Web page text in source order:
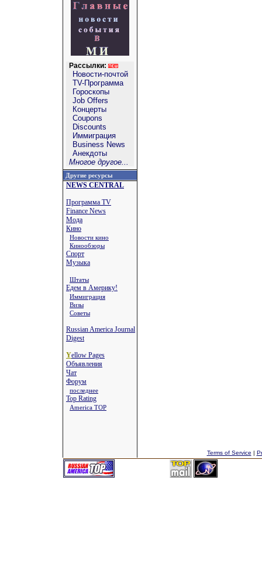
Рассылки:
Новости-почтой
TV-Программа
Гороскопы
Job Offers
Концерты
Coupons
Discounts
Иммиграция
Business News
Анекдоты
Многое другое...
Другие ресурсы
NEWS CENTRAL
Программа TV
Finance News
Мода
Кино
Новости кино
Кинообзоры
Спорт
Музыка
Штаты
Едем в Америку!
Иммиграция
Визы
Советы
Russian America Journal
Digest
Yellow Pages
Объявления
Чат
Форум
последнее
Top Rating
America TOP
Terms of Service |